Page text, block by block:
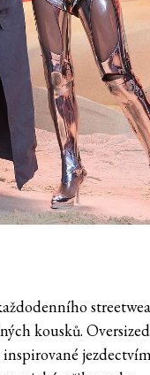
kousků.